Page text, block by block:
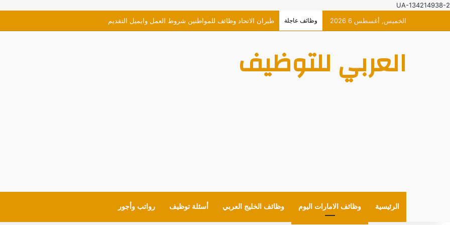
UA-134214938-2
الخميس, أغسطس 6 2026
وظائف عاجلة طيران الاتحاد وظائف للمواطنين شروط العمل وايميل التقديم
العربي للتوظيف
الرئيسية وظائف الامارات اليوم وظائف الخليج العربي أسئلة توظيف رواتب وأجور